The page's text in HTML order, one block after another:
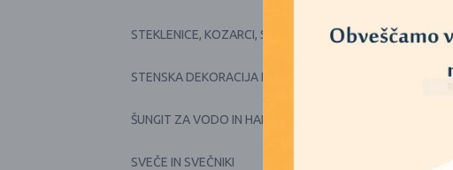
+
STEKLENICE, KOZARCI, SKODELICE, POSODE 40
STENSKA DEKORACIJA IN PRTI
ŠUNGIT ZA VODO IN HARMONIJO
SVEČE IN SVEČNIKI